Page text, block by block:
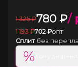
1 326 ₽780 ₽/
1 193 ₽702 ₽опт
Сплит без
%